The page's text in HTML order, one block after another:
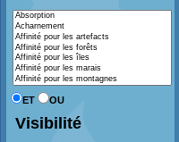
ET OU
Visibilité